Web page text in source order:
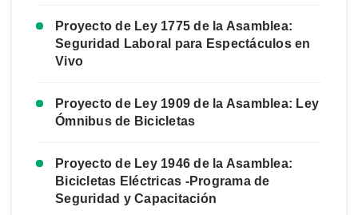
Proyecto de Ley 1775 de la Asamblea:
Seguridad Laboral para Espectáculos en
Vivo
Proyecto de Ley 1909 de la Asamblea: Ley
Ómnibus de Bicicletas
Proyecto de Ley 1946 de la Asamblea:
Bicicletas Eléctricas -Programa de
Seguridad y Capacitación